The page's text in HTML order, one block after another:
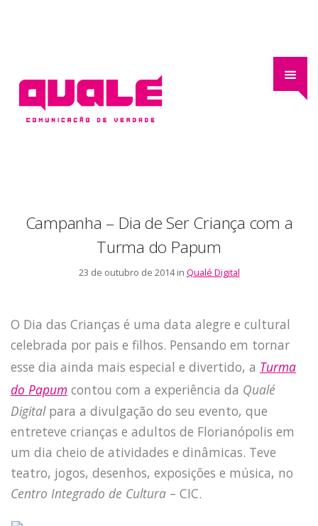
Campanha – Dia de Ser Criança com a
Turma do Papum
23 de outubro de 2014 in Qualé Digital
O Dia das Crianças é uma data alegre e cultural
celebrada por pais e filhos. Pensando em tornar
esse dia ainda mais especial e divertido, a Turma
do Papum contou com a experiência da Qualé
Digitalpara a divulgação do seu evento, que
entreteve crianças e adultos de Florianópolis em
um dia cheio de atividades e dinâmicas. Teve
teatro, jogos, desenhos, exposições e música, no
Centro Integrado de Cultura – CIC.